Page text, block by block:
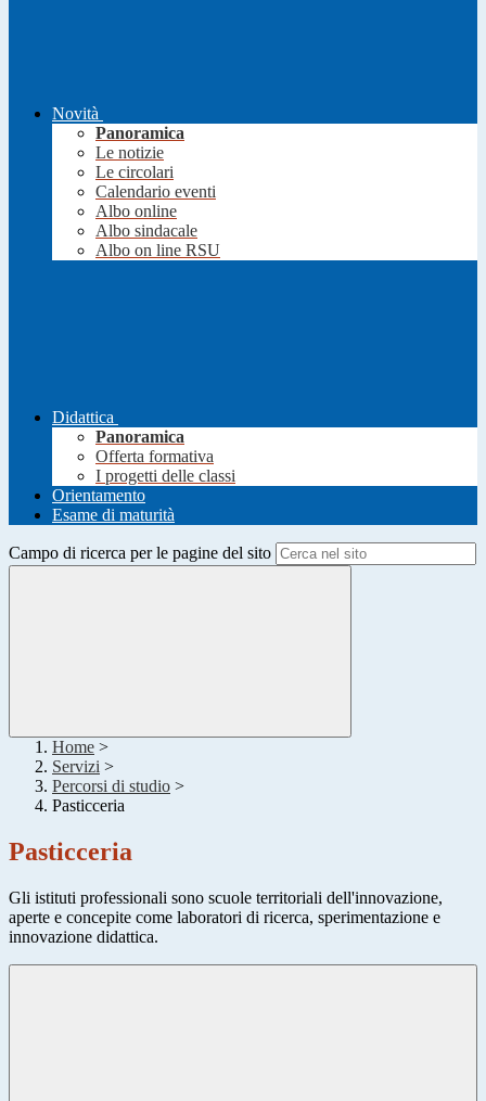
Novità
Panoramica
Le notizie
Le circolari
Calendario eventi
Albo online
Albo sindacale
Albo on line RSU
Didattica
Panoramica
Offerta formativa
I progetti delle classi
Orientamento
Esame di maturità
Campo di ricerca per le pagine del sito
Home >
Servizi >
Percorsi di studio >
Pasticceria
Pasticceria
Gli istituti professionali sono scuole territoriali dell'innovazione,
aperte e concepite come laboratori di ricerca, sperimentazione e
innovazione didattica.